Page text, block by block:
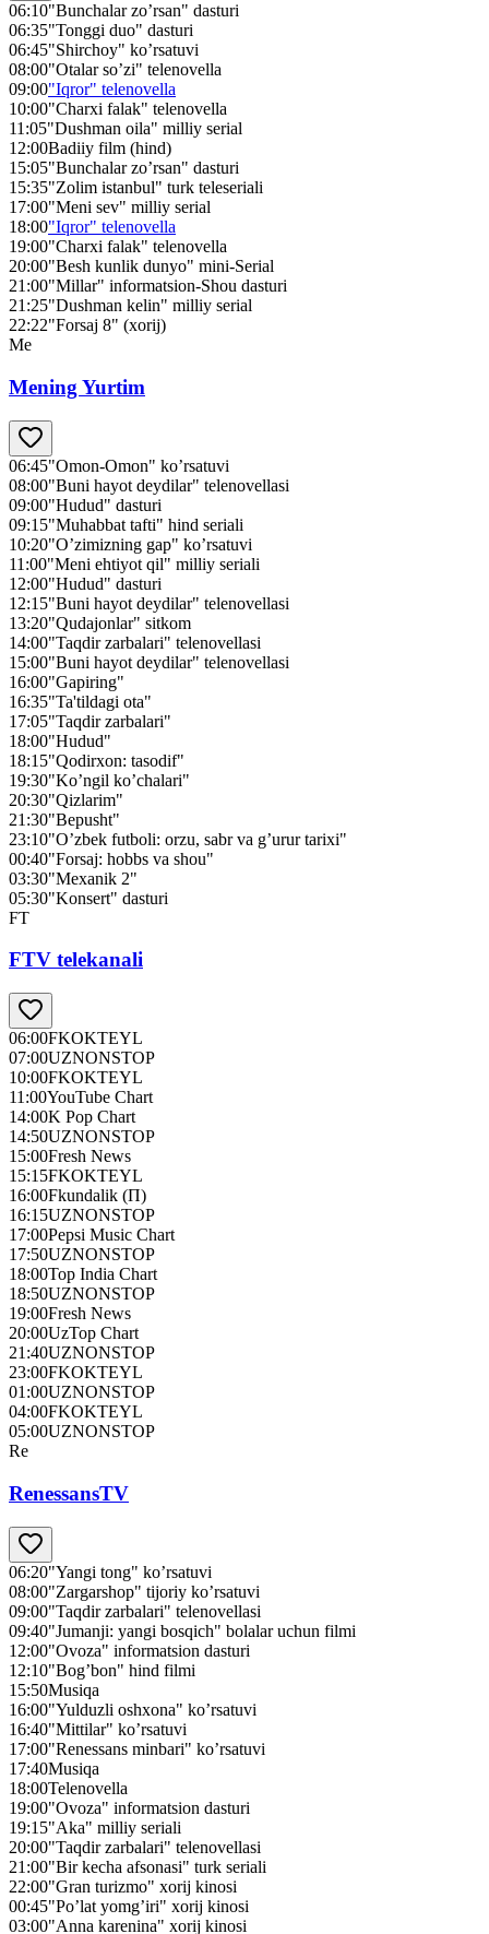
06:10"Bunchalar zo’rsan" dasturi
06:35"Tonggi duo" dasturi
06:45"Shirchoy" ko’rsatuvi
08:00"Otalar so’zi" telenovella
09:00"Iqror" telenovella
10:00"Charxi falak" telenovella
11:05"Dushman oila" milliy serial
12:00Badiiy film (hind)
15:05"Bunchalar zo’rsan" dasturi
15:35"Zolim istanbul" turk teleseriali
17:00"Meni sev" milliy serial
18:00"Iqror" telenovella
19:00"Charxi falak" telenovella
20:00"Besh kunlik dunyo" mini-Serial
21:00"Millar" informatsion-Shou dasturi
21:25"Dushman kelin" milliy serial
22:22"Forsaj 8" (xorij)
Me
Mening Yurtim
06:45"Omon-Omon" ko’rsatuvi
08:00"Buni hayot deydilar" telenovellasi
09:00"Hudud" dasturi
09:15"Muhabbat tafti" hind seriali
10:20"O’zimizning gap" ko’rsatuvi
11:00"Meni ehtiyot qil" milliy seriali
12:00"Hudud" dasturi
12:15"Buni hayot deydilar" telenovellasi
13:20"Qudajonlar" sitkom
14:00"Taqdir zarbalari" telenovellasi
15:00"Buni hayot deydilar" telenovellasi
16:00"Gapiring"
16:35"Ta'tildagi ota"
17:05"Taqdir zarbalari"
18:00"Hudud"
18:15"Qodirxon: tasodif"
19:30"Ko’ngil ko’chalari"
20:30"Qizlarim"
21:30"Bepusht"
23:10"O’zbek futboli: orzu, sabr va g’urur tarixi"
00:40"Forsaj: hobbs va shou"
03:30"Mexanik 2"
05:30"Konsert" dasturi
FT
FTV telekanali
06:00FKOKTEYL
07:00UZNONSTOP
10:00FKOKTEYL
11:00YouTube Chart
14:00K Pop Chart
14:50UZNONSTOP
15:00Fresh News
15:15FKOKTEYL
16:00Fkundalik (П)
16:15UZNONSTOP
17:00Pepsi Music Chart
17:50UZNONSTOP
18:00Top India Chart
18:50UZNONSTOP
19:00Fresh News
20:00UzTop Chart
21:40UZNONSTOP
23:00FKOKTEYL
01:00UZNONSTOP
04:00FKOKTEYL
05:00UZNONSTOP
Re
RenessansTV
06:20"Yangi tong" ko’rsatuvi
08:00"Zargarshop" tijoriy ko’rsatuvi
09:00"Taqdir zarbalari" telenovellasi
09:40"Jumanji: yangi bosqich" bolalar uchun filmi
12:00"Ovoza" informatsion dasturi
12:10"Bog’bon" hind filmi
15:50Musiqa
16:00"Yulduzli oshxona" ko’rsatuvi
16:40"Mittilar" ko’rsatuvi
17:00"Renessans minbari" ko’rsatuvi
17:40Musiqa
18:00Telenovella
19:00"Ovoza" informatsion dasturi
19:15"Aka" milliy seriali
20:00"Taqdir zarbalari" telenovellasi
21:00"Bir kecha afsonasi" turk seriali
22:00"Gran turizmo" xorij kinosi
00:45"Po’lat yomg’iri" xorij kinosi
03:00"Anna karenina" xorij kinosi